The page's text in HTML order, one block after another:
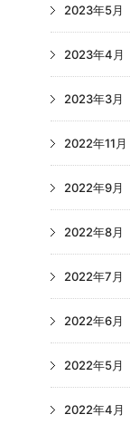
2023年5月
2023年4月
2023年3月
2022年11月
2022年9月
2022年8月
2022年7月
2022年6月
2022年5月
2022年4月